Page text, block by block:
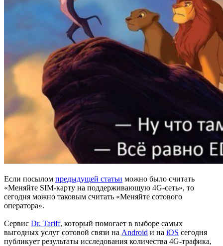
Если посылом предыдущей статьи можно было считать
«Меняйте SIM-карту на поддерживающую 4G-сеть», то
сегодня можно таковым считать «Меняйте сотового
оператора».
Сервис Dr. Tariff, который помогает в выборе самых
выгодных услуг сотовой связи на Android и на iOS сегодня
публикует результаты исследования количества 4G-трафика,